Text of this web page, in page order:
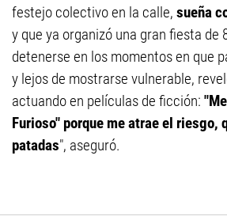
festejo colectivo en la calle, sueña
y que ya organizó una gran fiesta de
detenerse en los momentos en que
y lejos de mostrarse vulnerable,
actuando en películas de ficción:
Furioso" porque me atrae el riesgo,
patadas", aseguró.